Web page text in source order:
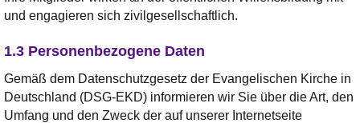
und engagieren sich zivilgesellschaftlich.
1.3 Personenbezogene Daten
Gemäß dem Datenschutzgesetz der Evangelischen Kirche in
Deutschland (DSG-EKD) informieren wir Sie über die Art, den
Umfang und den Zweck der auf unserer Internetseite